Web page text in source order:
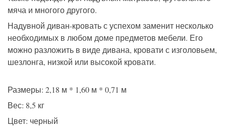
мяча и многого другого.
Надувной диван-кровать с успехом заменит несколько
необходимых в любом доме предметов мебели. Его
можно разложить в виде дивана, кровати с изголовьем,
шезлонга, низкой или высокой кровати.
Размеры: 2,18 м * 1,60 м * 0,71 м
Вес: 8,5 кг
Цвет: черный